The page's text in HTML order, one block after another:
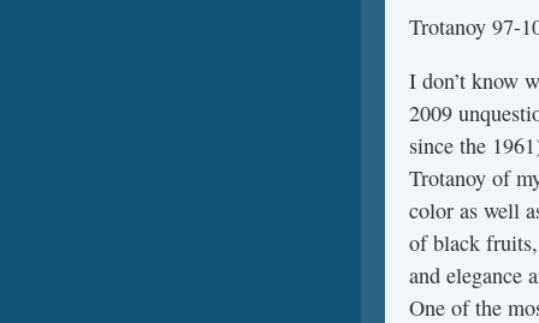
Trotanoy 97-
I don’t know
2009
since the
Trotanoy of
color as well
of black
and elegance
One of the